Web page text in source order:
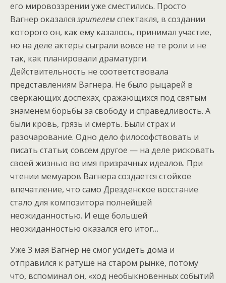
его мировоззрении уже сместились. Просто
Вагнер оказался зрителемспектакля, в создании
которого он, как ему казалось, принимал участие,
но на деле актеры сыграли вовсе не те роли и не
так, как планировали драматурги.
Действительность не соответствовала
представлениям Вагнера. Не было рыцарей в
сверкающих доспехах, сражающихся под святым
знаменем борьбы за свободу и справедливость. А
были кровь, грязь и смерть. Были страх и
разочарование. Одно дело философствовать и
писать статьи; совсем другое — на деле рисковать
своей жизнью во имя призрачных идеалов. При
чтении мемуаров Вагнера создается стойкое
впечатление, что само Дрезденское восстание
стало для композитора полнейшей
неожиданностью. И еще большей
неожиданностью оказался его итог…
Уже 3 мая Вагнер не смог усидеть дома и
отправился к ратуше на старом рынке, потому
что, вспоминал он, «ход необыкновенных событий